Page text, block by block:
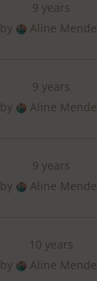
9 years
by
Aline
9 years
by
Aline
9 years
by
Aline
10 years
by
Aline